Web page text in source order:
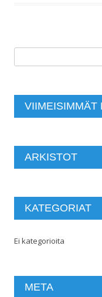
VIIMEISIMMÄT
ARKISTOT
KATEGORIAT
Ei kategorioita
META